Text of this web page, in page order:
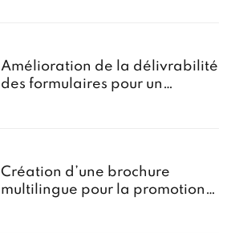
Amélioration de la délivrabilité
des formulaires pour un
Création d’une brochure
multilingue pour la promotion